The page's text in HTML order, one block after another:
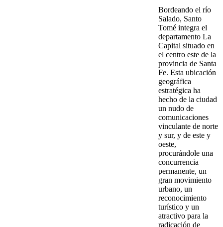
Bordeando el río
Salado, Santo
Tomé integra el
departamento La
Capital situado en
el centro este de la
provincia de Santa
Fe. Esta ubicación
geográfica
estratégica ha
hecho de la ciudad
un nudo de
comunicaciones
vinculante de norte
y sur, y de este y
oeste,
procurándole una
concurrencia
permanente, un
gran movimiento
urbano, un
reconocimiento
turístico y un
atractivo para la
radicación de